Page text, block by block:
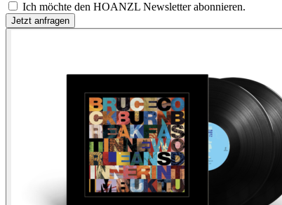
Ich möchte den HOANZL Newsletter abonnieren.